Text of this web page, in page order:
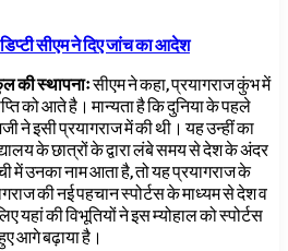
सीएम ने दिए जांच का आदेश
की स्थापनाःसीएम ने कहा, प्रयागराज कुंभ में
को आते है। मान्यता है कि दुनिया के पहले
ने इसी प्रयागराज में की थी। यह उन्हीं का
के छात्रों के द्वारा लंबे समय से देश के अंदर
में उनका नाम आता है,तो यह प्रयागराज के
की नई पहचान स्पोर्टस के माध्यम से देश व
की विभूतियों ने इस म्योहाल को स्पोर्टस
आगे बढ़ाया है।